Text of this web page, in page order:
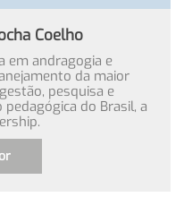
Coelho
em andragogia e
da maior
pesquisa e
pedagógica do Brasil, a